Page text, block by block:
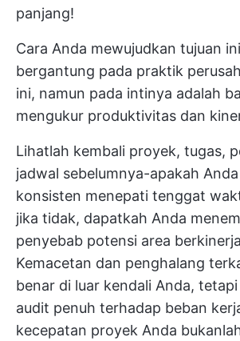
panjang!
Cara Anda mewujudkan tujuan
bergantung pada praktik
ini, namun pada intinya adalah
mengukur produktivitas dan
Lihatlah kembali proyek, tugas,
jadwal sebelumnya-apakah
konsisten menepati tenggat
jika tidak, dapatkah Anda
penyebab potensi area
Kemacetan dan penghalang
benar di luar kendali Anda,
audit penuh terhadap beban
kecepatan proyek Anda